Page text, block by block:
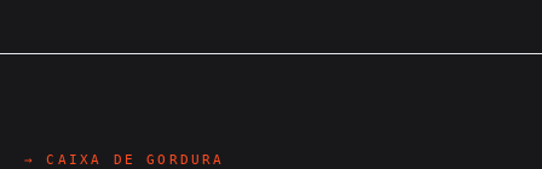
→ CAIXA DE GORDURA